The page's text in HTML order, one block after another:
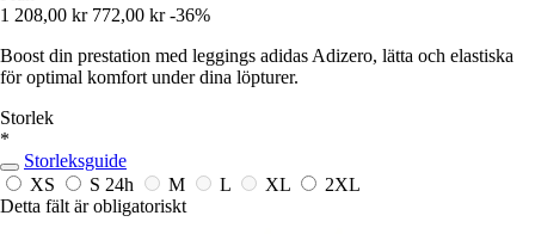
1 208,00 kr 772,00 kr -36%
Boost din prestation med leggings adidas Adizero, lätta och elastiska
för optimal komfort under dina löpturer.
Storlek
*
Storleksguide
XS
S 24h M L XL
2XL
Detta fält är obligatoriskt